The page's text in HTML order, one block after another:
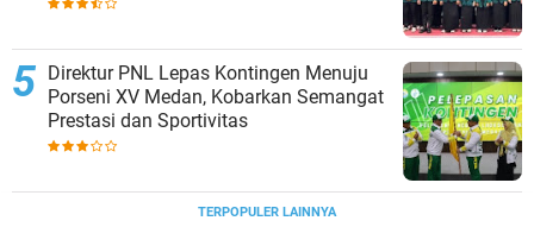
Direktur PNL Lepas Kontingen Menuju
Porseni XV Medan, Kobarkan Semangat
Prestasi dan Sportivitas
TERPOPULER LAINNYA